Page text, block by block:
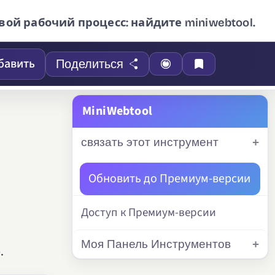
рабочий процесс: найдите miniwebtool.
Поделиться
MiniWebtool
связать этот инструмент
Обновить до Премиум-версии
Доступ к Премиум-версии
Моя Панель Инструментов